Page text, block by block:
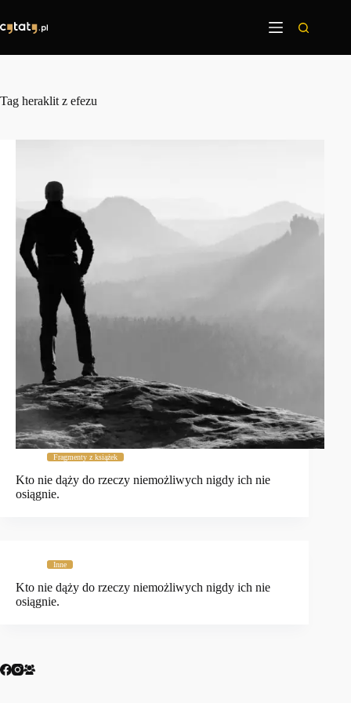
treści
Tag heraklit z efezu
Fragmenty z książek
Kto nie dąży do rzeczy niemożliwych nigdy ich nie
osiągnie.
Inne
Kto nie dąży do rzeczy niemożliwych nigdy ich nie
osiągnie.